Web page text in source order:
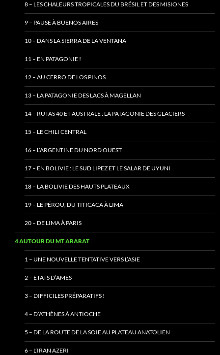
8 – LES CHALEURS TROPICALES DU BRÉSIL ET DES MISIONES
9 – PAUSE À BUENOS AIRES
10 – DANS LA SIERRA DE LA VENTANA
11 – EN PATAGONIE !
12 – AU CERRO DE LOS PINOS
13 – LA PATAGONIE DES LACS À MAGELLAN
14 – RUTAS 40 ET AUSTRALE : LA PATAGONIE DES GLACIERS
15 – LE CHILI CENTRAL
16 – L’ARGENTINE DU NORD OUEST
17 – EN BOLIVIE : LE SUD LIPEZ ET LE SALAR DE UYUNI
18 – LA BOLIVIE DES HAUTS PLATEAUX
19 – LE PÉROU, DU TITICACA À LIMA
20 – DE LIMA À PARIS
4 AUTOUR DU MT ARARAT
1 – UNE NOUVELLE TENTATIVE VERS L’ASIE
2 – ETATS D’ÂMES
3 – DIFFICILES PRÉPARATIFS !
4 – D’ATHÈNES À ANTIOCHE
5 – DE LA ROUTE DE LA SOIE AU PLATEAU ANATOLIEN
6 – L’IRAN AZERI